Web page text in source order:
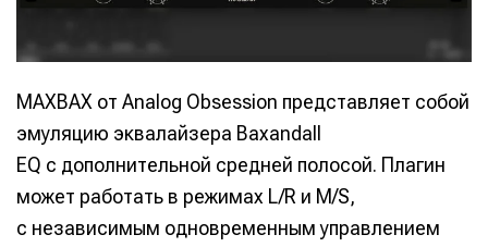
MAXBAX от Analog Obsession представляет собой
эмуляцию эквалайзера Baxandall
EQ с дополнительной средней полосой. Плагин
может работать в режимах L/R и M/S,
с независимым одновременным управлением